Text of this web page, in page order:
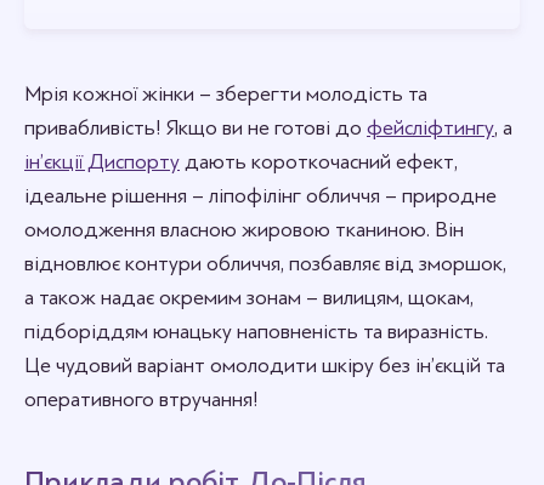
Мрія кожної жінки – зберегти молодість та
привабливість! Якщо ви не готові до фейсліфтингу, а
ін’єкції Диспорту дають короткочасний ефект,
ідеальне рішення – ліпофілінг обличчя – природне
омолодження власною жировою тканиною. Він
відновлює контури обличчя, позбавляє від зморшок,
а також надає окремим зонам – вилицям, щокам,
підборіддям юнацьку наповненість та виразність.
Це чудовий варіант омолодити шкіру без ін’єкцій та
оперативного втручання!